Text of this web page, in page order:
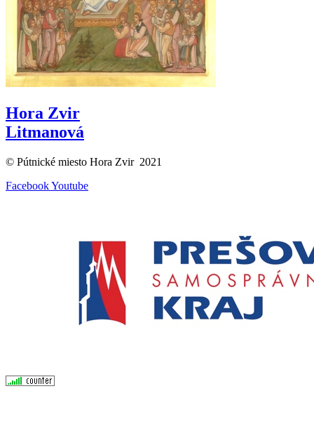
Hora Zvir
Litmanová
© Pútnické miesto Hora Zvir 2021
FacebookYoutube